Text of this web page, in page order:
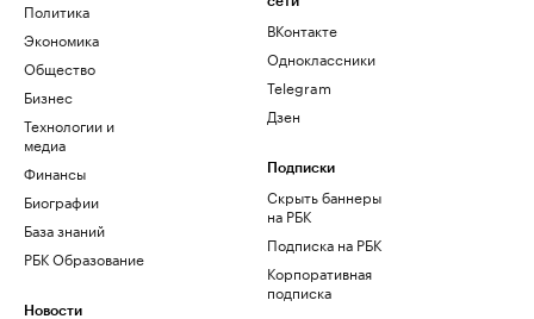
Политика
Экономика
Общество
Бизнес
Технологии и
медиа
Финансы
Биографии
База знаний
РБК Образование
Новости
ВКонтакте
Одноклассники
Telegram
Дзен
Подписки
Скрыть баннеры
на РБК
Подписка на РБК
Корпоративная
подписка